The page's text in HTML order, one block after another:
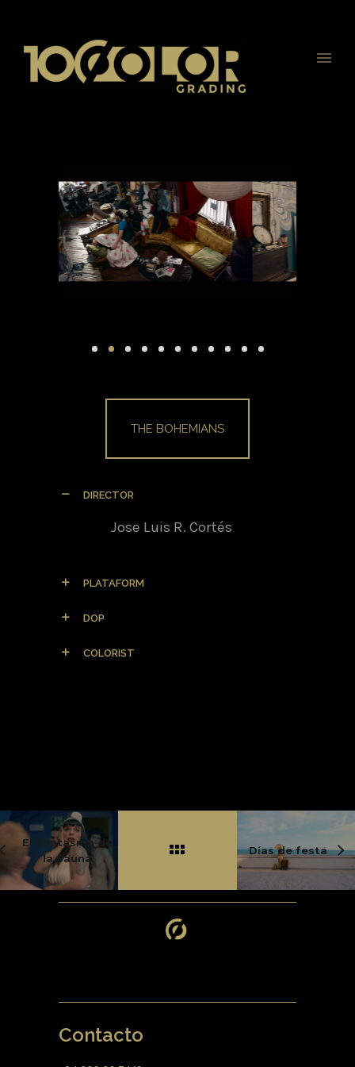
THE BOHEMIANS
DIRECTOR
Jose Luis R. Cortés
PLATAFORM
DOP
COLORIST
El Fantasma de
la Sauna
Días de festa
Contacto